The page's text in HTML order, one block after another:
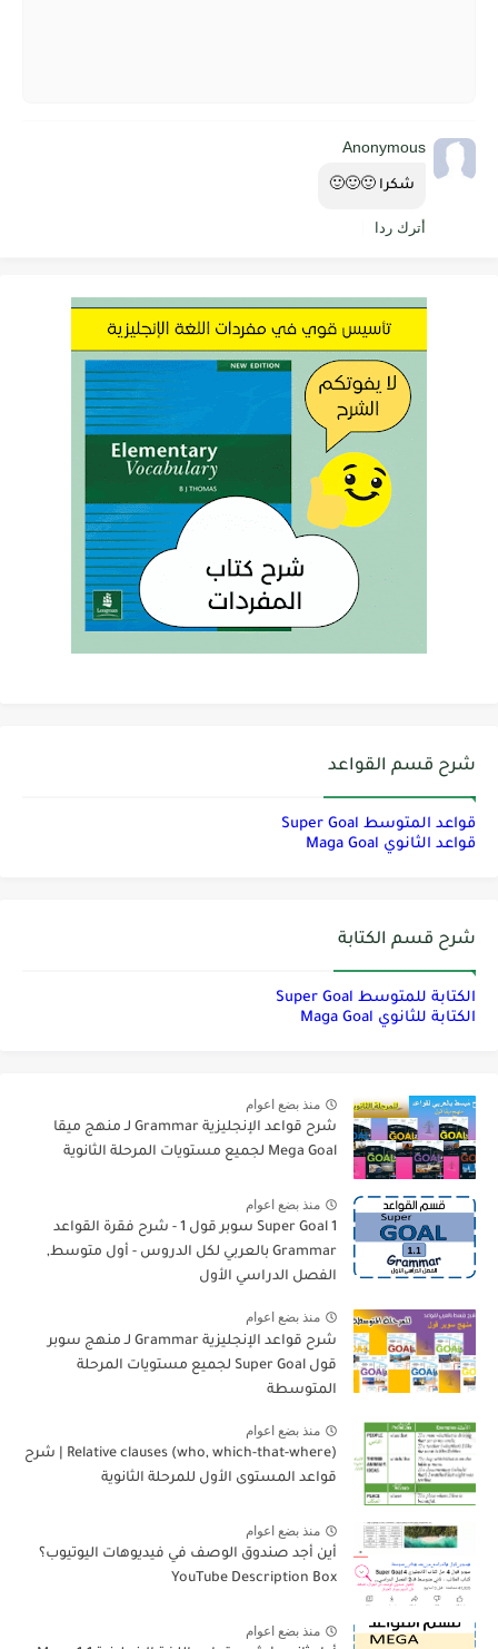
Anonymous
شكرا 🙂🙂🙂
أترك ردا
شرح قسم القواعد
قواعد المتوسط Super Goal
قواعد الثانوي Maga Goal
شرح قسم الكتابة
الكتابة للمتوسط Super Goal
الكتابة للثانوي Maga Goal
منذ بضع اعوام
شرح قواعد الإنجليزية Grammar لـ منهج ميقا
Mega Goal لجميع مستويات المرحلة الثانوية
منذ بضع اعوام
Super Goal 1 سوبر قول 1 - شرح فقرة القواعد
Grammar بالعربي لكل الدروس - أول متوسط,
الفصل الدراسي الأول
منذ بضع اعوام
شرح قواعد الإنجليزية Grammar لـ منهج سوبر
قول Super Goal لجميع مستويات المرحلة
المتوسطة
منذ بضع اعوام
Relative clauses (who, which-that-where) | شرح
قواعد المستوى الأول للمرحلة الثانوية
منذ بضع اعوام
أين أجد صندوق الوصف في فيديوهات اليوتيوب؟
YouTube Description Box
منذ بضع اعوام